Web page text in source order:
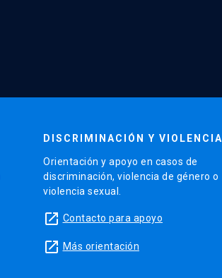
DISCRIMINACIÓN Y VIOLENCIA
Orientación y apoyo en casos de
discriminación, violencia de género o
violencia sexual.
launch Contacto para apoyo
launch Más orientación